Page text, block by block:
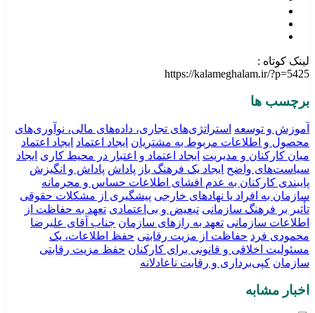
لینک کوتاه :
https://kalameghalam.ir/?p=5425
برچسب ها
آموزش و توسعه استراتژی‌های تجاری، داده‌های مالی، نوآوری‌های
محصول و اطلاعات مربوط به مشتریان ایجاد اعتماد ایجاد اعتماد
میان کارکنان و مدیریت ایجاد اعتماد و اعتبار در محیط کاری ایجاد
سیاست‌های واضح ایجاد یک فرهنگ باز پاداش پاداش و انگیزش
پایبندی کارکنان به عدم افشای اطلاعات حساس و محرمانه
سازمان به افراد یا نهادهای خارجی پیشگیری از مشکلات حقوقی
تأثیر بر فرهنگ سازمانی تبعیض و بی‌اعتمادی تعهد به حفاظت از
اطلاعات سازمانی تعهد به رازهای سازمان جناب آقای علیرضا
محمودی فرد حفاظت از مزیت رقابتی حفظ اطلاعات، یک
مسئولیت اخلاقی و قانونی برای کارکنان حفظ مزیت رقابتی
سازمان کپی‌برداری و رقابت ناعادلانه
اخبار مشابه